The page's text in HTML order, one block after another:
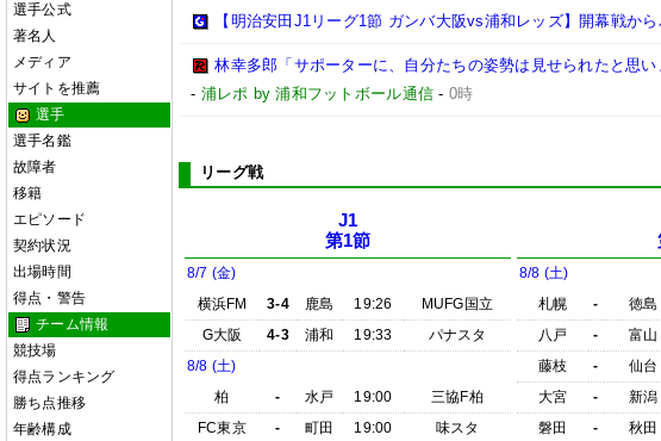
選手公式
著名人
メディア
サイトを推薦
選手
選手名鑑
故障者
移籍
エピソード
契約状況
出場時間
得点・警告
チーム情報
競技場
得点ランキング
勝ち点推移
年齢構成
【明治安田J1リーグ1節 ガンバ大阪vs浦和レッズ】開幕戦か
林幸多郎「サポーターに、自分たちの姿勢は見せられたと思
- 浦レポ by 浦和フットボール通信 - 0時
リーグ戦
J1
第1節
8/7 (金)
横浜FM
3-4 鹿島 19:26
MUFG国立
G大阪
4-3 浦和 19:33
パナスタ
8/8 (土)
柏
- 水戸 19:00
三協F柏
FC東京
- 町田 19:00
味スタ
8/8 (土)
札幌
- 徳島
八戸
- 富山
藤枝
- 仙台
大宮
- 新潟
磐田
- 秋田